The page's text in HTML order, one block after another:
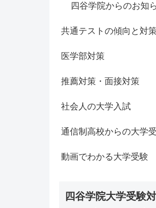
四谷学院からのお知
共通テストの傾向と対
医学部対策
推薦対策・面接対策
社会人の大学入試
通信制高校からの大学
動画でわかる大学受験
四谷学院大学受験